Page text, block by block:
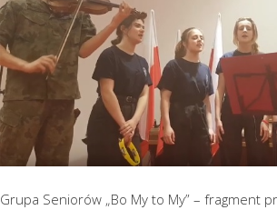
Grupa Seniorów „Bo My to My” – fragment